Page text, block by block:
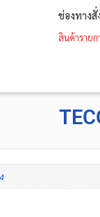
ช่องทาง
สินค้ารายก